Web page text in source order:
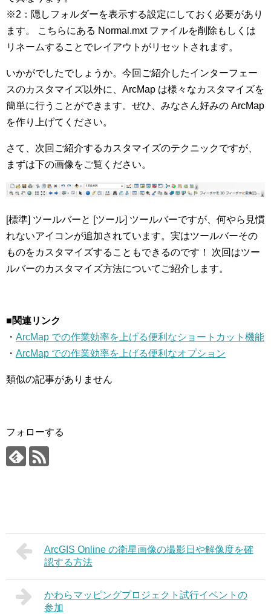
※2：隠しフォルダーを表示する設定にしておく必要があり
ます。 こちらにある Normal.mxt ファイルを削除もしくは
リネームすることでレイアウトがリセットされます。
いかがでしたでしょうか。今回ご紹介したインターフェー
スのカスタマイズ以外に、ArcMap は様々なカスタマイズを
簡単に行うことができます。ぜひ、みなさん好みの ArcMap
を作り上げてください。
さて、次回ご紹介するカスタマイズのテクニックですが、
まずは下の画像をご覧ください。
[標準] ツールバーと [ツール] ツールバーですが、何やら見慣
れないアイコンが追加されています。実はツールバーその
ものをカスタマイズすることもできるのです！ 次回はツー
ルバーのカスタマイズ方法についてご紹介します。
■関連リンク
・ ArcMap での作業効率を上げる便利なショートカット機能
・ ArcMap での作業効率を上げる便利なオプション
類似の記事がありません
フォローする
ArcGIS Online の衛星画像の撮影日や解像度を確
認する方法
かわらマッピングプロジェクト試行イベントの
参加